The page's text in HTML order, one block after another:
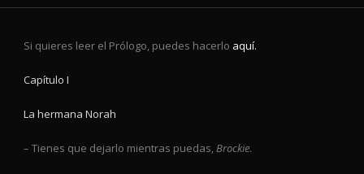
Si quieres leer el Prólogo, puedes hacerlo aquí.
Capítulo I
La hermana Norah
– Tienes que dejarlo mientras puedas,Brockie.